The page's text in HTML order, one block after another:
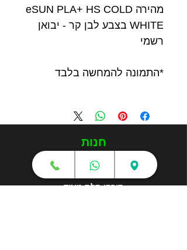
מהירה eSUN PLA+ HS COLD
WHITE בצבע לבן קר - יבואן
רשמי
*התמונה להמחשה בלבד
חנות
מדפסות תלת מימד
סורקי תלת מימד